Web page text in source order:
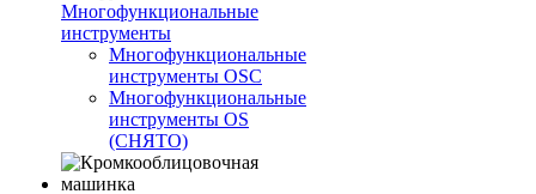
Многофункциональные
инструменты
Многофункциональные
инструменты OSC
Многофункциональные
инструменты OS
(СНЯТО)